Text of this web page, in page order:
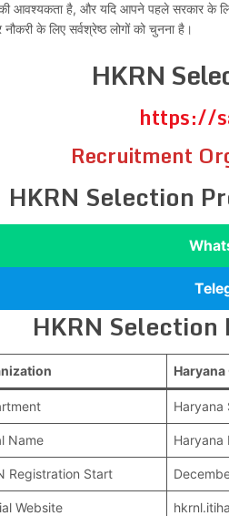
आवश्यकता है, और यदि आपने पहले सरकार के लिए
नौकरी के लिए सर्वश्रेष्ठ लोगों को चुनना है।
HKRN
https://
Recruitment
HKRN Selection
HKRN
Haryana
Name Haryana
Registration Start
Website